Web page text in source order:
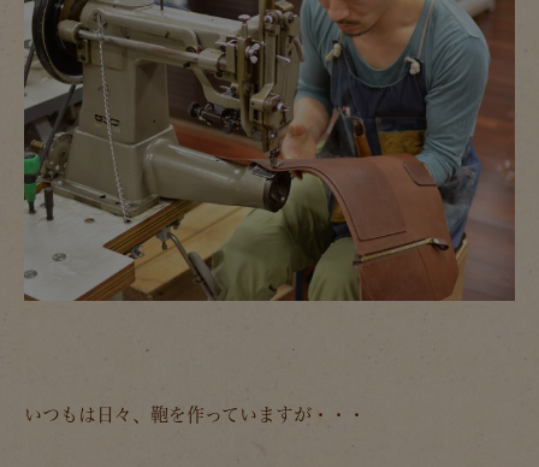
いつもは日々、鞄を作っていますが・・・